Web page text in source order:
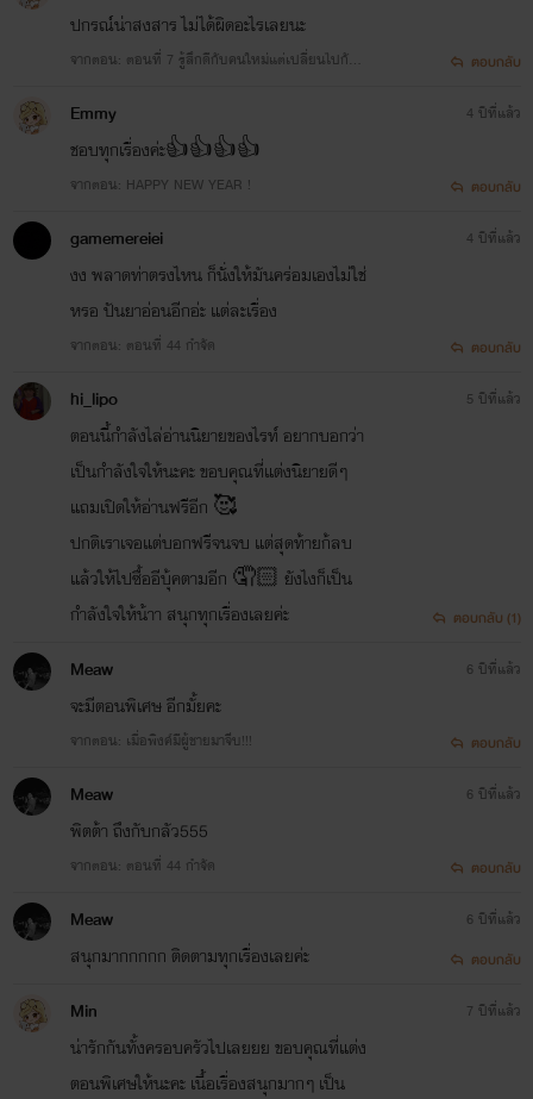
ปกรณ์น่าสงสาร ไม่ได้ผิดอะไรเลยนะ
จากตอน: ตอนที่ 7 รู้สึกดีกับคนใหม่แต่เปลี่ยนไปกับค
ตอบกลับ
Emmy
ชอบทุกเรื่องค่ะ👍👍👍👍
จากตอน: HAPPY NEW YEAR !
4 ปีที่แล้ว
ตอบกลับ
gamemereiei
งง พลาดท่าตรงไหน ก็นั่งให้มันคร่อมเองไม่ใช่
หรอ ปันยาอ่อนอีกอ่ะ แต่ละเรื่อง
จากตอน: ตอนที่ 44 กำจัด
4 ปีที่แล้ว
ตอบกลับ
hi_lipo
ตอนนี้กำลังไล่อ่านนิยายของไรท์ อยากบอกว่า
เป็นกำลังใจให้นะคะ ขอบคุณที่แต่งนิยายดีๆ
แถมเปิดให้อ่านฟรีอีก 🥰
ปกติเราเจอแต่บอกฟรีจนจบ แต่สุดท้ายก้ลบ
แล้วให้ไปซื้ออีบุ้คตามอีก 🤦🏻 ยังไงก็เป็น
กำลังใจให้น้าา สนุกทุกเรื่องเลยค่ะ
5 ปีที่แล้ว
ตอบกลับ (1)
Meaw
จะมีตอนพิเศษ อีกมั้ยคะ
จากตอน: เมื่อพิงค์มีผู้ชายมาจีบ!!!
6 ปีที่แล้ว
ตอบกลับ
Meaw
พิตต้า ถึงกับกลัว555
จากตอน: ตอนที่ 44 กำจัด
6 ปีที่แล้ว
ตอบกลับ
Meaw
สนุกมากกกกก ติดตามทุกเรื่องเลยค่ะ
6 ปีที่แล้ว
ตอบกลับ
Min
น่ารักกันทั้งครอบครัวไปเลยยย ขอบคุณที่แต่ง
ตอนพิเศษให้นะคะ เนื้อเรื่องสนุกมากๆ เป็น
7 ปีที่แล้ว